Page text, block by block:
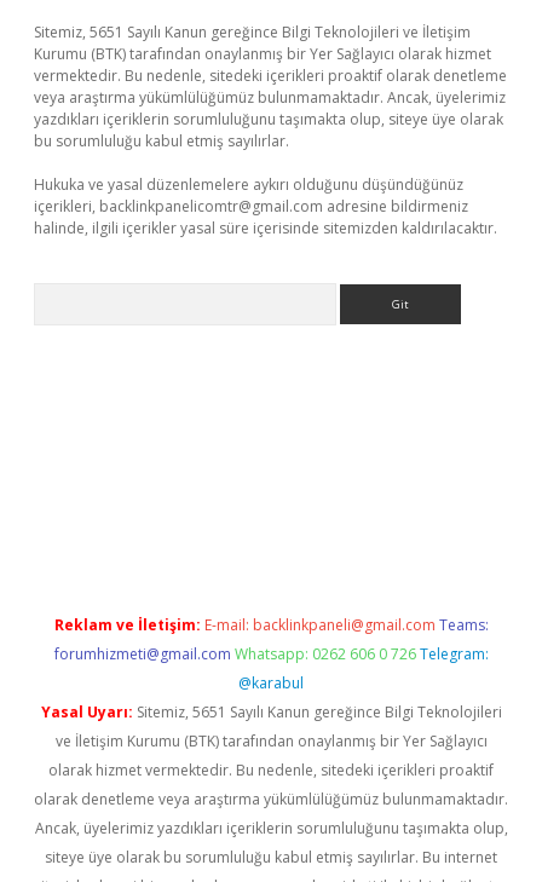
Sitemiz, 5651 Sayılı Kanun gereğince Bilgi Teknolojileri ve İletişim
Kurumu (BTK) tarafından onaylanmış bir Yer Sağlayıcı olarak hizmet
vermektedir. Bu nedenle, sitedeki içerikleri proaktif olarak denetleme
veya araştırma yükümlülüğümüz bulunmamaktadır. Ancak, üyelerimiz
yazdıkları içeriklerin sorumluluğunu taşımakta olup, siteye üye olarak
bu sorumluluğu kabul etmiş sayılırlar.
Hukuka ve yasal düzenlemelere aykırı olduğunu düşündüğünüz
içerikleri, backlinkpanelicomtr@gmail.com adresine bildirmeniz
halinde, ilgili içerikler yasal süre içerisinde sitemizden kaldırılacaktır.
Reklam ve İletişim: E-mail: backlinkpaneli@gmail.com Teams:
forumhizmeti@gmail.com Whatsapp: 0262 606 0 726 Telegram:
@karabul
Yasal Uyarı: Sitemiz, 5651 Sayılı Kanun gereğince Bilgi Teknolojileri
ve İletişim Kurumu (BTK) tarafından onaylanmış bir Yer Sağlayıcı
olarak hizmet vermektedir. Bu nedenle, sitedeki içerikleri proaktif
olarak denetleme veya araştırma yükümlülüğümüz bulunmamaktadır.
Ancak, üyelerimiz yazdıkları içeriklerin sorumluluğunu taşımakta olup,
siteye üye olarak bu sorumluluğu kabul etmiş sayılırlar. Bu internet